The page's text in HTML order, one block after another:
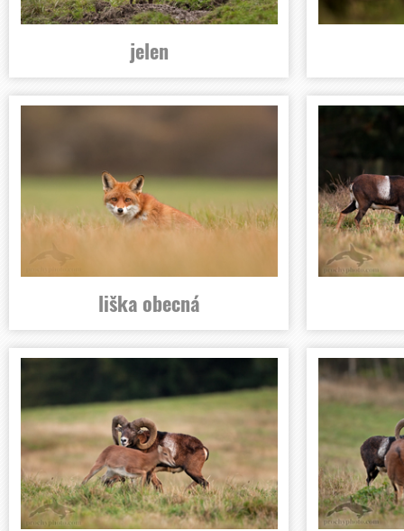
jelen
liška obecná